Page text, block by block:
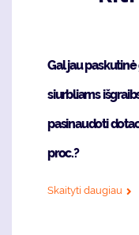
Gal jau
siurbliams
pasinaudoti
proc.?
Skaityti daugiau